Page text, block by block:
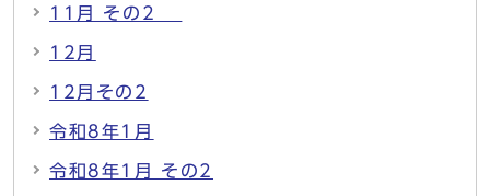
11月 その2
12月
12月その2
令和8年1月
令和8年1月 その2